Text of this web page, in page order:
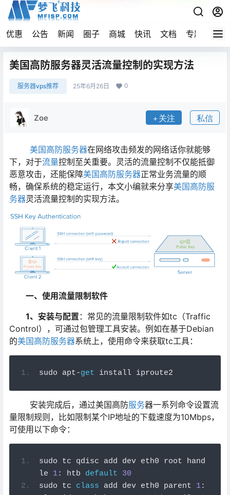
优惠 公告 新闻 圈子 商城 快讯 文档 专题 导航
美国高防服务器灵活流量控制的实现方法
服务器vps推荐 25年6月26日 0
Zoe 关注 私信
美国高防服务器在网络攻击频发的网络话你就能够
下，对于流量控制至关重要。灵活的流量控制不仅能抵御
恶意攻击，还能保障美国高防服务器正常业务流量的顺
畅，确保系统的稳定运行，本文小编就来分享美国高防服
务器灵活流量控制的实现方法。
一、使用流量限制软件
1、安装与配置 ：常见的流量限制软件如tc（Traffic
Control），可通过包管理工具安装。例如在基于Debian
的美国高防服务器系统上，使用命令来获取tc工具：
sudo apt-get install iproute2
安装完成后，通过美国高防服务器一系列命令设置流
量限制规则，比如限制某个IP地址的下载速度为10Mbps，
可使用以下命令：
sudo tc qdisc add dev eth0 root hand
le 1: htb default
30
sudo tc class add dev eth0 parent 1: